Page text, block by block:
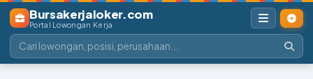
Bursakerjaloker.com
Portal Lowongan Kerja